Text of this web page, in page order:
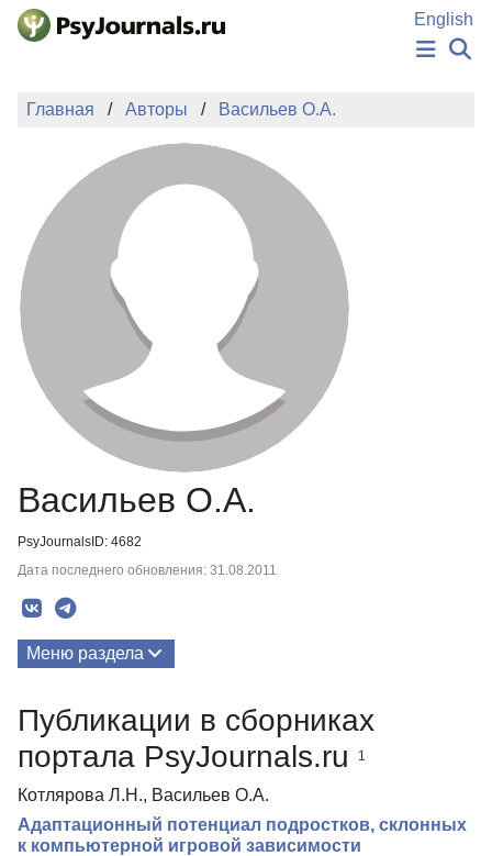
Перейти к основному содержанию
English
НОВОСТИ
АВТОРЫ
ПОДАТЬ РУКОПИСЬ
БАЗА ЗНАНИЙ
КЛЮЧЕВЫЕ СЛОВА
Регистрация
Главная Авторы Васильев О.А.
Васильев О.А.
PsyJournalsID: 4682
Дата последнего обновления: 31.08.2011
Меню раздела
Публикации в сборниках
портала PsyJournals.ru
1
Котлярова Л.Н., Васильев О.А.
Адаптационный потенциал подростков, склонных
к компьютерной игровой зависимости